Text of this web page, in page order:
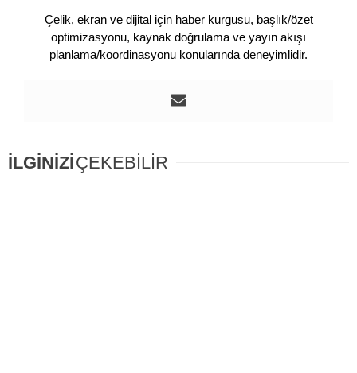
Çelik, ekran ve dijital için haber kurgusu, başlık/özet
optimizasyonu, kaynak doğrulama ve yayın akışı
planlama/koordinasyonu konularında deneyimlidir.
İLGİNİZİÇEKEBİLİR